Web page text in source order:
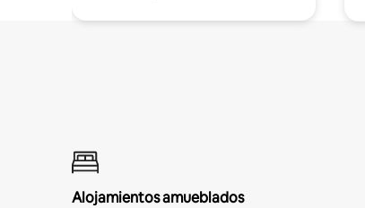
Alojamientos amueblados